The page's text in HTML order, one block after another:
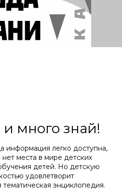
много знай!
информация легко доступна,
места в мире детских
детей. Но детскую
удовлетворит
энциклопедия.